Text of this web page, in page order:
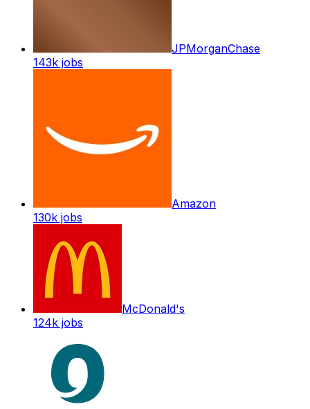
JPMorganChase
143k jobs
Amazon
130k jobs
McDonald's
124k jobs